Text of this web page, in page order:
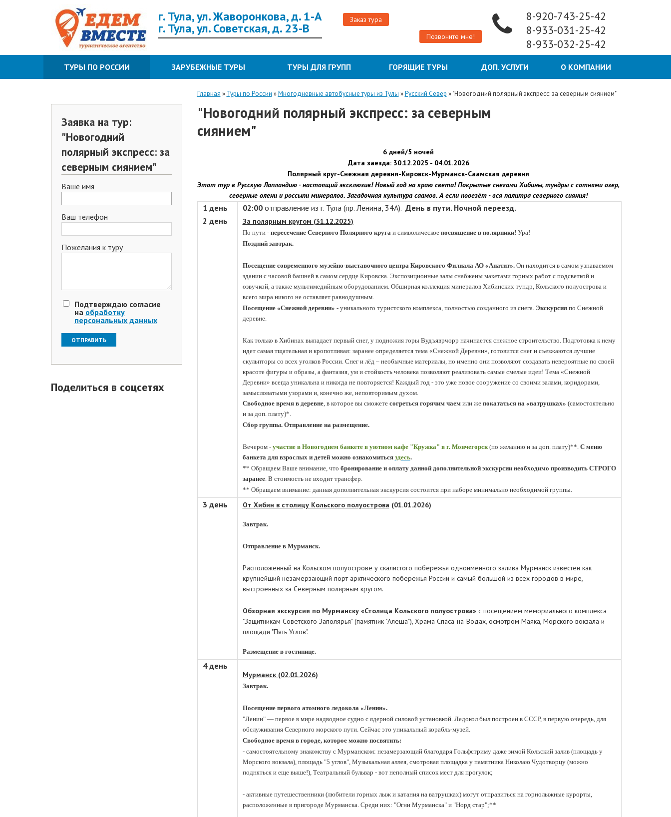
г. Тула, ул. Жаворонкова, д. 1-А
г. Тула, ул. Советская, д. 23-В
Заказ тура
Позвоните мне!
8-920-743-25-42
8-933-031-25-42
8-933-032-25-42
ТУРЫ ПО РОССИИ ЗАРУБЕЖНЫЕ ТУРЫ ТУРЫ ДЛЯ ГРУПП ГОРЯЩИЕ ТУРЫ ДОП. УСЛУГИ О КОМПАНИИ
Заявка на тур:
"Новогодний
полярный экспресс: за
северным сиянием"
Ваше имя
Ваш телефон
Пожелания к туру
Подтверждаю согласие
на обработку
персональных данных
Поделиться в соцсетях
Главная » Туры по России »Многодневные автобусные туры из Тулы »Русский Север »"Новогодний полярный экспресс: за северным сиянием"
"Новогодний полярный экспресс: за северным
сиянием"
6 дней/5 ночей
Дата заезда: 30.12.2025 - 04.01.2026
Полярный круг-Снежная деревня-Кировск-Мурманск-Саамская деревня
Этот тур в Русскую Лапландию - настоящий эксклюзив! Новый год на краю света! Покрытые снегами Хибины, тундры с сотнями озер,
северные олени и россыпи минералов. Загадочная культура саамов. А если повезёт - вся палитра северного сияния!
1 день 02:00отправление из г. Тула (пр. Ленина, 34А). День в пути. Ночной переезд.
2 день
За полярным кругом (31.12.2025)
По пути - пересечение Северного Полярного кругаи символическое посвящение в полярники! Ура!
Поздний завтрак.
Посещение современного музейно-выставочного центра Кировского Филиала АО «Апатит».Он находится в самом узнаваемом
здании с часовой башней в самом сердце Кировска. Экспозиционные залы снабжены макетами горных работ с подсветкой и
озвучкой, а также мультимедийным оборудованием. Обширная коллекция минералов Хибинских тундр, Кольского полуострова и
всего мира никого не оставляет равнодушным.
Посещение «Снежной деревни» - уникального туристского комплекса, полностью созданного из снега. Экскурсияпо Снежной
деревне.
Как только в Хибинах выпадает первый снег, у подножия горы Вудъяврчорр начинается снежное строительство. Подготовка к нему
идет самая тщательная и кропотливая: заранее определяется тема «Снежной Деревни», готовится снег и съезжаются лучшие
скульпторы со всех уголков России.. Снег и лёд – необычные материалы, но именно они позволяют создавать невероятные по своей
красоте фигуры и образы, а фантазия, ум и стойкость человека позволяют реализовать самые смелые идеи! Тема «Снежной
Деревни» всегда уникальна и никогда не повторяется! Каждый год - это уже новое сооружение со своими залами, коридорами,
замысловатыми узорами и, конечно же, неповторимым духом.
Свободное время в деревне, в которое вы сможете согреться горячим чаемили же покататься на «ватрушках» (самостоятельно
и за доп. плату)*..
Сбор группы. Отправление на размещение.
Вечером - участие в Новогоднем банкете в уютном кафе "Кружка" в г. Мончегорск(по желанию и за доп. плату)**. С меню
банкета для взрослых и детей можно ознакомиться здесь.
** Обращаем Ваше внимание, что бронирование и оплату данной дополнительной экскурсии необходимо производить СТРОГО
заранее. В стоимость не входит трансфер.
** Обращаем внимание: данная дополнительная экскурсия состоится при наборе минимально необходимой группы.
3 день От Хибин в столицу Кольского полуострова (01.01.2026)
Завтрак.
Отправление в Мурманск.
Расположенный на Кольском полуострове у скалистого побережья одноименного залива Мурманск известен как
крупнейший незамерзающий порт арктического побережья России и самый большой из всех городов в мире,
выстроенных за Северным полярным кругом.
Обзорная экскурсия по Мурманску «Столица Кольского полуострова»с посещением мемориального комплекса
"Защитникам Советского Заполярья" (памятник "Алёша"), Храма Спаса-на-Водах, осмотром Маяка, Морского вокзала и
площади "Пять Углов".
Размещение в гостинице.
4 день
Мурманск (02.01.2026)
Завтрак.
Посещение первого атомного ледокола «Ленин».
"Ленин" — первое в мире надводное судно с ядерной силовой установкой. Ледокол был построен в СССР, в первую очередь, для
обслуживания Северного морского пути. Сейчас это уникальный корабль-музей.
Свободное время в городе, которое можно посвятить:
- самостоятельному знакомству с Мурманском: незамерзающий благодаря Гольфстриму даже зимой Кольский залив (площадь у
Морского вокзала), площадь "5 углов", Музыкальная аллея, смотровая площадка у памятника Николаю Чудотворцу (можно
подняться и еще выше!), Театральный бульвар - вот неполный список мест для прогулок;
- активные путешественники (любители горных лыж и катания на ватрушках) могут отправиться на горнолыжные курорты,
расположенные в пригороде Мурманска. Среди них: "Огни Мурманска" и "Норд стар";**